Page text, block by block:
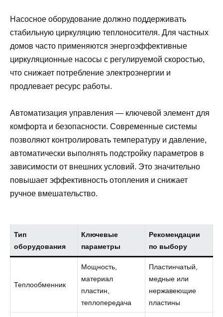
Насосное оборудование должно поддерживать
стабильную циркуляцию теплоносителя. Для частных
домов часто применяются энергоэффективные
циркуляционные насосы с регулируемой скоростью,
что снижает потребление электроэнергии и
продлевает ресурс работы.
Автоматизация управления — ключевой элемент для
комфорта и безопасности. Современные системы
позволяют контролировать температуру и давление,
автоматически выполнять подстройку параметров в
зависимости от внешних условий. Это значительно
повышает эффективность отопления и снижает
ручное вмешательство.
Тип
оборудования
Ключевые
параметры
Рекомендации
по выбору
Теплообменник
Мощность,
материал
пластин,
теплопередача
Пластинчатый,
медные или
нержавеющие
пластины